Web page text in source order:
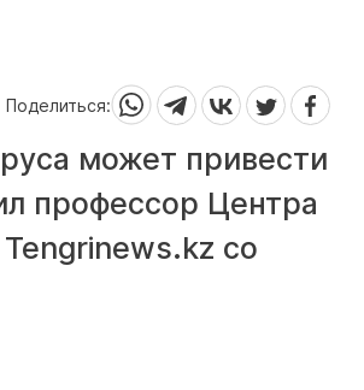
Поделиться:
может привести
профессор Центра
со